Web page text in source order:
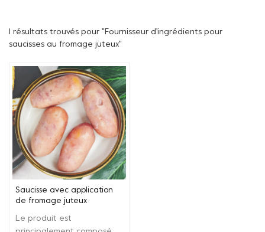
1 résultats trouvés pour "Fournisseur d'ingrédients pour
saucisses au fromage juteux"
Saucisse avec application
de fromage juteux
Le produit est